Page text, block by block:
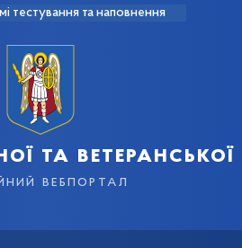
тестування та наповнення
та ветеранської
вебпортал